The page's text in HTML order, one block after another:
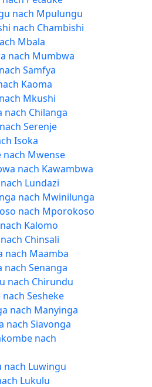
nach Mpulungu
nach Chambishi
Mbala
nach Mumbwa
Samfya
Kaoma
Mkushi
nach Chilanga
Serenje
Isoka
nach Mwense
nach Kawambwa
Lundazi
nach Mwinilunga
nach Mporokoso
Kalomo
Chinsali
nach Maamba
nach Senanga
nach Chirundu
Sesheke
nach Manyinga
nach Siavonga
nach
nach Luwingu
Lukulu